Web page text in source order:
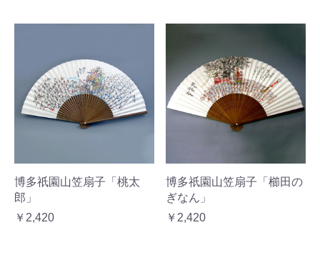
博多祇園山笠扇子「桃太
郎」
￥2,420
博多祇園山笠扇子「櫛田の
ぎなん」
￥2,420